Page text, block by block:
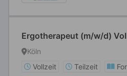
Ergotherapeut (m/w/d)
Köln
Vollzeit
Teilzeit